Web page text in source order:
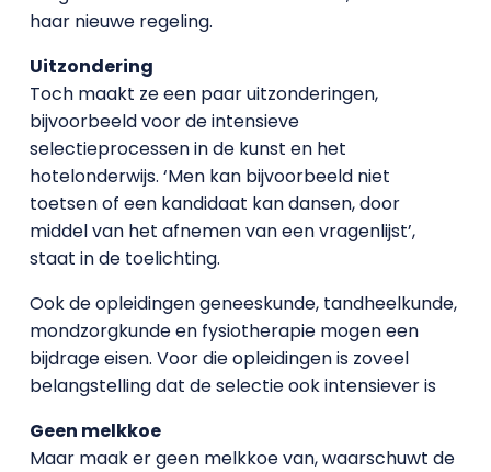
haar nieuwe regeling.
Uitzondering
Toch maakt ze een paar uitzonderingen,
bijvoorbeeld voor de intensieve
selectieprocessen in de kunst en het
hotelonderwijs. ‘Men kan bijvoorbeeld niet
toetsen of een kandidaat kan dansen, door
middel van het afnemen van een vragenlijst’,
staat in de toelichting.
Ook de opleidingen geneeskunde, tandheelkunde,
mondzorgkunde en fysiotherapie mogen een
bijdrage eisen. Voor die opleidingen is zoveel
belangstelling dat de selectie ook intensiever is
Geen melkkoe
Maar maak er geen melkkoe van, waarschuwt de